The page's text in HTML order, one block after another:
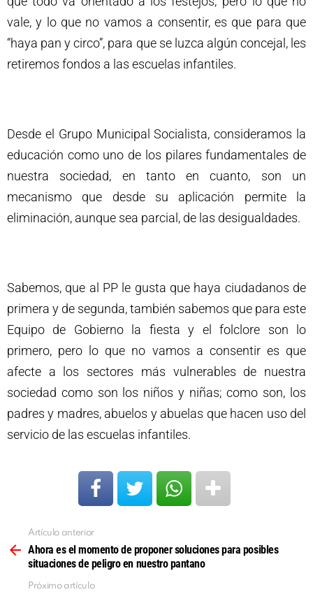
vale, y lo que no vamos a consentir, es que para que
“haya pan y circo”, para que se luzca algún concejal, les
retiremos fondos a las escuelas infantiles.
Desde el Grupo Municipal Socialista, consideramos la
educación como uno de los pilares fundamentales de
nuestra sociedad, en tanto en cuanto, son un
mecanismo que desde su aplicación permite la
eliminación, aunque sea parcial, de las desigualdades.
Sabemos, que al PP le gusta que haya ciudadanos de
primera y de segunda, también sabemos que para este
Equipo de Gobierno la fiesta y el folclore son lo
primero, pero lo que no vamos a consentir es que
afecte a los sectores más vulnerables de nuestra
sociedad como son los niños y niñas; como son, los
padres y madres, abuelos y abuelas que hacen uso del
servicio de las escuelas infantiles.
más
Artículo anterior
Ahora es el momento de proponer soluciones para posibles
situaciones de peligro en nuestro pantano
Próximo artículo